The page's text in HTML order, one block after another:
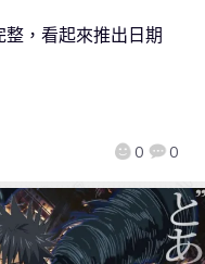
0 0
，看起來推出日期